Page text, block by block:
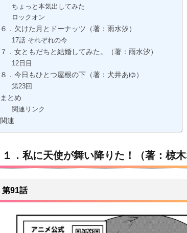
ちょっと本気出してみた
ロックオン
６．欠けた月とドーナッツ（著：雨水汐）
17話 それぞれの今
７．女ともだちと結婚してみた。（著：雨水汐）
12日目
８．今日もひとつ屋根の下（著：犬井あゆ）
第23回
まとめ
関連リンク
関連
１．私に天使が舞い降りた！（著：椋木
第91話